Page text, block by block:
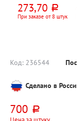
"3 в 1 Действие
кислорода (Oxi
273,70 руб.
При заказе от 8 штук
Код: 236544
Сделано в
700 руб.